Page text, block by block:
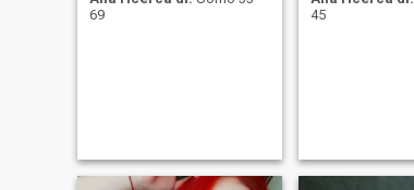
69
45